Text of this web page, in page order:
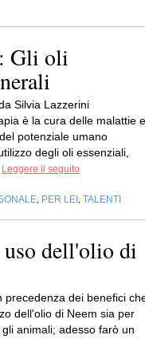
Gli oli
Silvia Lazzerini
è la cura delle malattie e
potenziale umano
degli oli essenziali,
Leggere il seguito
PER LEI TALENTI
dell'olio di
precedenza dei benefici
dell'olio di Neem sia per
animali; adesso farò un